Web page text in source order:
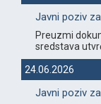
Javni poziv
Preuzmi
sredstava
24.06.2026
Javni poziv